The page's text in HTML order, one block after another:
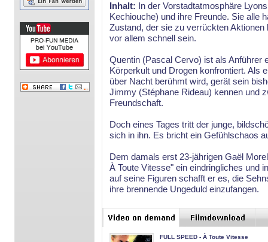
Inhalt: In der Vorstadtatmosphäre
Kechiouche) und ihre Freunde. Sie alle
Zustand, der sie zu verrückten
vor allem schnell sein.
Quentin (Pascal Cervo) ist als Anführer
Körperkult und Drogen konfrontiert. Als
über Nacht berühmt wird, gerät sein
Jimmy (Stéphane Rideau) kennen und
Freundschaft.
Doch eines Tages tritt der junge,
sich in ihn. Es bricht ein Gefühlschaos
Dem damals erst 23-jährigen Gaël
À Toute Vitesse" ein eindringliches und
auf seine Figuren schafft er es, die
ihre brennende Ungeduld einzufangen.
FULL SPEED - À Toute Vitesse